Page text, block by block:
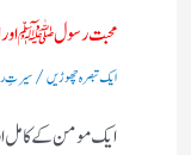
محبت رسول ﷺ
ایک تبصرہ چھوڑیں/سیرتِ
ایک مومن کے کامل